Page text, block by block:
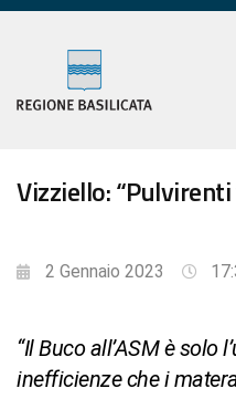
Vizziello: “Pulvirenti
2 Gennaio 2023
“Il Buco all’ASM è solo
inefficienze che i